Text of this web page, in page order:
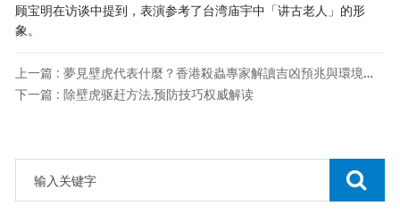
顾宝明在访谈中提到，表演参考了台湾庙宇中「讲古老人」的形
象。
上一篇 : 夢見壁虎代表什麼？香港殺蟲專家解讀吉凶預兆與環境警示
下一篇 : 除壁虎驱赶方法,预防技巧权威解读